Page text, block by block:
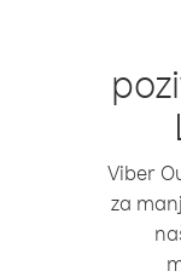
Viber
za